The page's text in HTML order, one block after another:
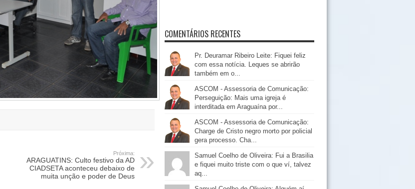
Próxima:
ARAGUATINS: Culto festivo da AD
CIADSETA aconteceu debaixo de
muita unção e poder de Deus
COMENTÁRIOS RECENTES
Pr. Deuramar Ribeiro Leite: Fiquei feliz
com essa notícia. Leques se abrirão
também em o...
ASCOM - Assessoria de Comunicação:
Perseguição: Mais uma igreja é
interditada em Araguaína por...
ASCOM - Assessoria de Comunicação:
Charge de Cristo negro morto por policial
gera processo. Cha...
Samuel Coelho de Oliveira: Fui a Brasilia
e fiquei muito triste com o que ví, talvez
aq...